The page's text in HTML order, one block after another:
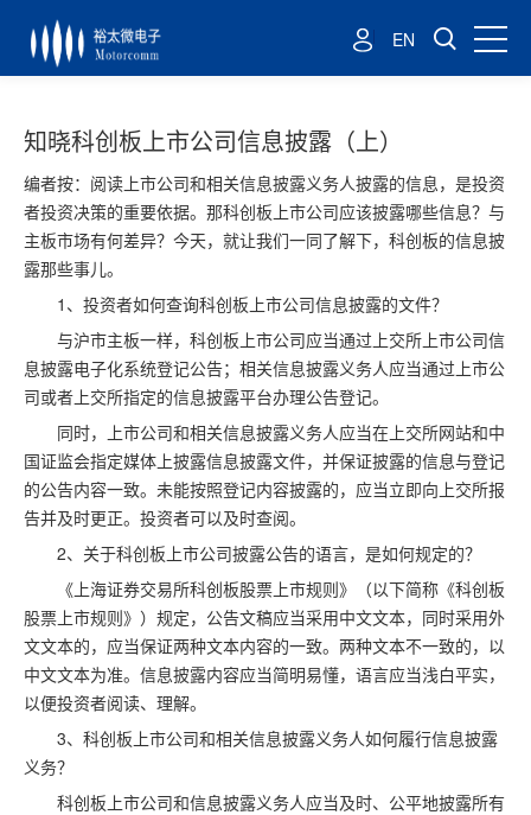
EN
知晓科创板上市公司信息披露（上）
编者按：阅读上市公司和相关信息披露义务人披露的信息，是投资
者投资决策的重要依据。那科创板上市公司应该披露哪些信息？与
主板市场有何差异？今天，就让我们一同了解下，科创板的信息披
露那些事儿。
1、投资者如何查询科创板上市公司信息披露的文件？
与沪市主板一样，科创板上市公司应当通过上交所上市公司信
息披露电子化系统登记公告；相关信息披露义务人应当通过上市公
司或者上交所指定的信息披露平台办理公告登记。
同时，上市公司和相关信息披露义务人应当在上交所网站和中
国证监会指定媒体上披露信息披露文件，并保证披露的信息与登记
的公告内容一致。未能按照登记内容披露的，应当立即向上交所报
告并及时更正。投资者可以及时查阅。
2、关于科创板上市公司披露公告的语言，是如何规定的？
《上海证券交易所科创板股票上市规则》（以下简称《科创板
股票上市规则》）规定，公告文稿应当采用中文文本，同时采用外
文文本的，应当保证两种文本内容的一致。两种文本不一致的，以
中文文本为准。信息披露内容应当简明易懂，语言应当浅白平实，
以便投资者阅读、理解。
3、科创板上市公司和相关信息披露义务人如何履行信息披露
义务？
科创板上市公司和信息披露义务人应当及时、公平地披露所有